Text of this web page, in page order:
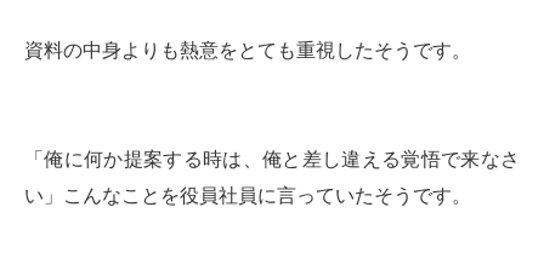
資料の中身よりも熱意をとても重視したそうです。
「俺に何か提案する時は、俺と差し違える覚悟で来なさ
い」こんなことを役員社員に言っていたそうです。